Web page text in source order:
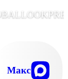
Макс